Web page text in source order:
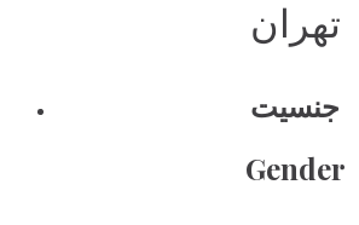
تهران
جنسیت
Gender